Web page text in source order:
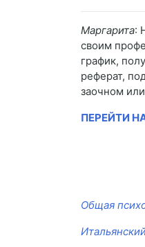
Маргарита:
своим
график,
реферат,
заочном
ПЕРЕЙТИ
Общая